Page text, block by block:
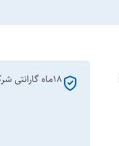
١٨ماه گارانتی شرکتی